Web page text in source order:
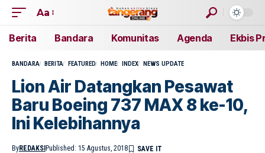
Aa
Berita Bandara Komunitas Agenda Ekbis
BANDARA BERITA FEATURED HOME INDEX NEWS UPDATE
Lion Air Datangkan Pesawat
Baru Boeing 737 MAX 8 ke-10,
Ini Kelebihannya
ByREDAKSI Published: 15 Agustus, 2018